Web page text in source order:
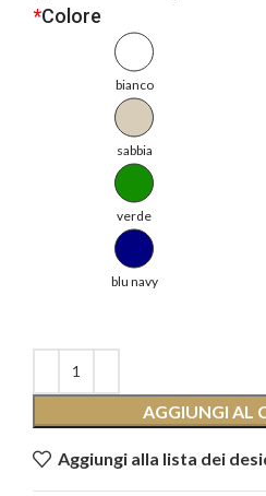
*Colore
bianco
sabbia
verde
blu navy
AGGIUNGI AL
Aggiungi alla lista dei